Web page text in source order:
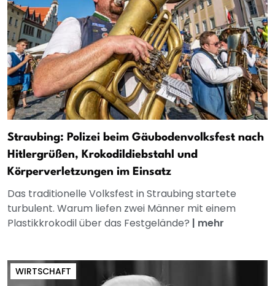
Straubing: Polizei beim Gäubodenvolksfest nach
Hitlergrüßen, Krokodildiebstahl und
Körperverletzungen im Einsatz
Das traditionelle Volksfest in Straubing startete
turbulent. Warum liefen zwei Männer mit einem
Plastikkrokodil über das Festgelände? | mehr
WIRTSCHAFT